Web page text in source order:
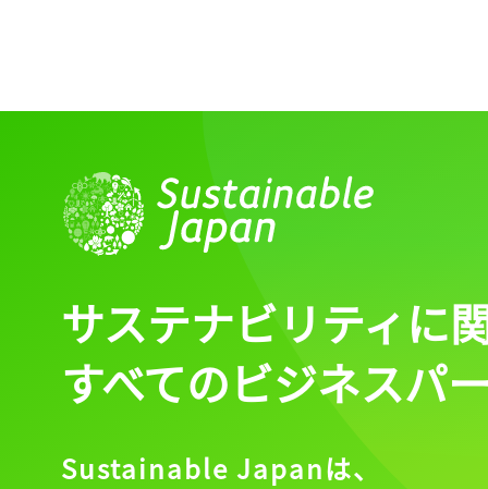
サステナビリティに
すべてのビジネスパ
Sustainable Japanは、